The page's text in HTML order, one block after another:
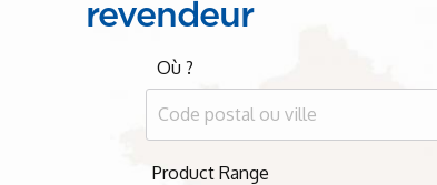
revendeur
Où ?
Product Range